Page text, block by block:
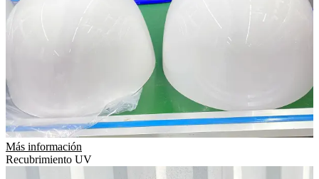
Más información
Recubrimiento UV